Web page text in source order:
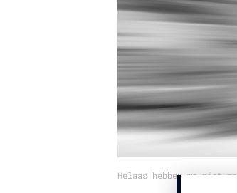
Helaas hebben we niet